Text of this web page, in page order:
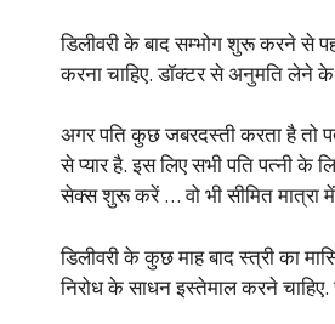
डिलीवरी के बाद सम्भोग शुरू करने से
करना चाहिए. डॉक्टर से अनुमति लेने के
अगर पति कुछ जबरदस्ती करता है तो
से प्यार है. इस लिए सभी पति पत्नी के
सेक्स शुरू करें … वो भी सीमित मात्रा
डिलीवरी के कुछ माह बाद स्त्री का
निरोध के साधन इस्तेमाल करने चाहिए.